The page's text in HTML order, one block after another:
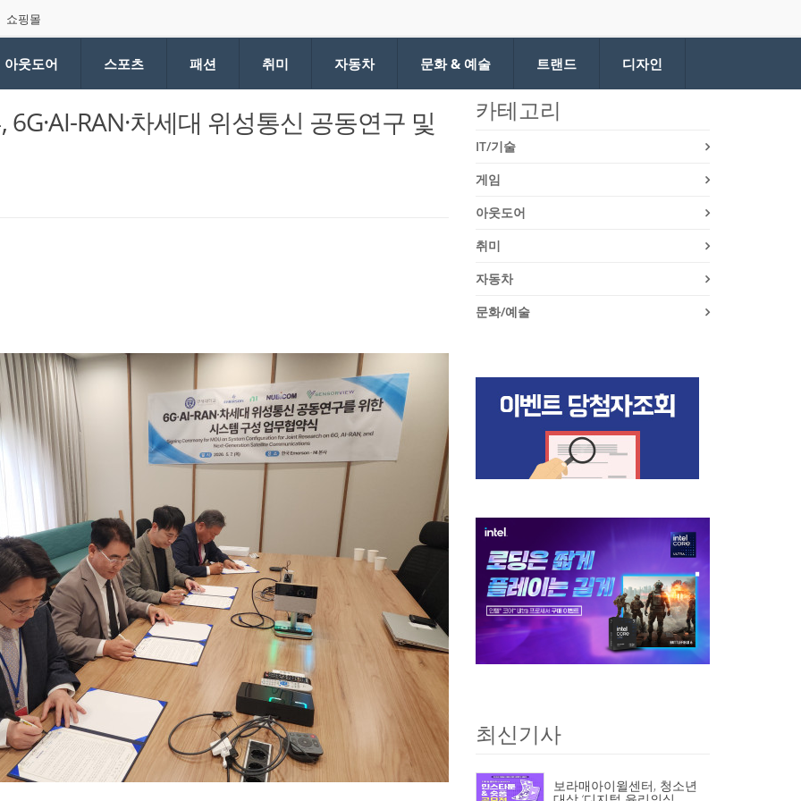
쇼핑몰
아웃도어 스포츠 패션 취미 자동차 문화 & 예술 트랜드 디자인
RAN·차세대 위성통신 공동연구 및 카테고리
IT/기술
게임
아웃도어
취미
자동차
문화/예술
최신기사
보라매아이윌센터, 청소년